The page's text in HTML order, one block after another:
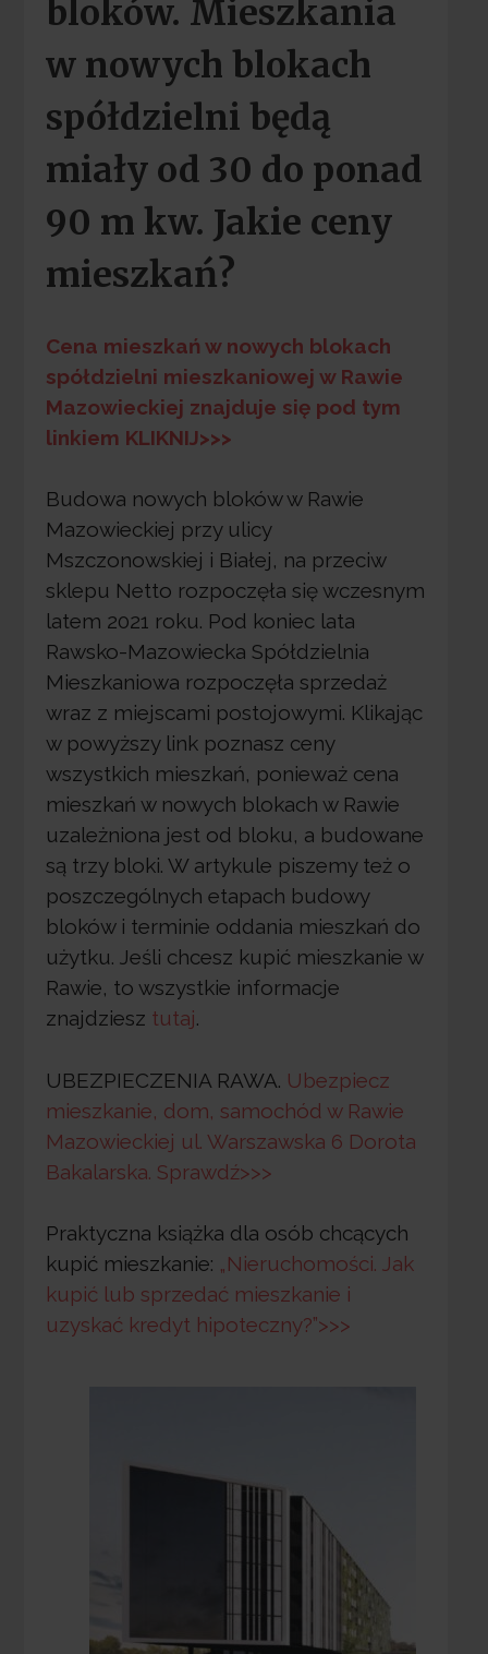
bloków. Mieszkania
w nowych blokach
spółdzielni będą
miały od 30 do ponad
90 m kw. Jakie ceny
mieszkań?
Cena mieszkań w nowych blokach
spółdzielni mieszkaniowej w Rawie
Mazowieckiej znajduje się pod tym
linkiem KLIKNIJ>>>
Budowa nowych bloków w Rawie
Mazowieckiej przy ulicy
Mszczonowskiej i Białej, na przeciw
sklepu Netto rozpoczęła się wczesnym
latem 2021 roku. Pod koniec lata
Rawsko-Mazowiecka Spółdzielnia
Mieszkaniowa rozpoczęła sprzedaż
wraz z miejscami postojowymi. Klikając
w powyższy link poznasz ceny
wszystkich mieszkań, ponieważ cena
mieszkań w nowych blokach w Rawie
uzależniona jest od bloku, a budowane
są trzy bloki. W artykule piszemy też o
poszczególnych etapach budowy
bloków i terminie oddania mieszkań do
użytku. Jeśli chcesz kupić mieszkanie w
Rawie, to wszystkie informacje
znajdziesz tutaj.
UBEZPIECZENIA RAWA. Ubezpiecz
mieszkanie, dom, samochód w Rawie
Mazowieckiej ul. Warszawska 6 Dorota
Bakalarska. Sprawdź>>>
Praktyczna książka dla osób chcących
kupić mieszkanie: „Nieruchomości. Jak
kupić lub sprzedać mieszkanie i
uzyskać kredyt hipoteczny?”>>>